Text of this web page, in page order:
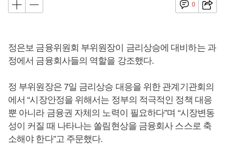
0
정은보 금융위원회 부위원장이 금리상승에 대비하는 과
정에서 금융회사들의 역할을 강조했다.
정 부위원장은 7일 금리상승 대응을 위한 관계기관회의
에서 “시장안정을 위해서는 정부의 적극적인 정책 대응
뿐 아니라 금융권 자체의 노력이 필요하다”며 “시장변동
성이 커질 때 나타나는 쏠림현상을 금융회사 스스로 축
소해야 한다”고 주문했다.